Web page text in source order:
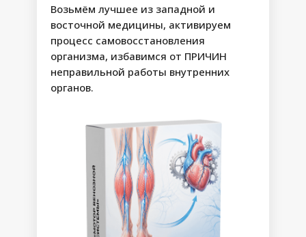
Возьмём лучшее из западной и
восточной медицины, активируем
процесс самовосстановления
организма, избавимся от ПРИЧИН
неправильной работы внутренних
органов.
уменьшить проявления варикоза,
значительно повысить качество
жизни и уровень энергии
Возможные
результаты:
• Избавление от
видимых и скрытых
отёков
• Купирование судорог
и предотвращение
риска их
возникновения
• Снятие синдрома
беспокойных ног,
Экстренная
Комплексы
Шаг 0
1-7 день